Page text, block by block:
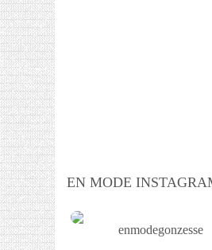
EN MODE
enmodegonzesse